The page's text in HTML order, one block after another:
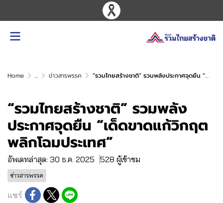
Home ... ข่าวสารพรรค “รวมไทยสร้างชาติ” รวมพลังประกาศจุดยืน “เด็ดขาดแก้วิกฤต พลิกโฉมประเทศ”
“รวมไทยสร้างชาติ” รวมพลัง
ประกาศจุดยืน “เด็ดขาดแก้วิกฤต
พลิกโฉมประเทศ”
อัพเดทล่าสุด: 30 ธ.ค. 2025 528 ผู้เข้าชม
ข่าวสารพรรค
แชร์